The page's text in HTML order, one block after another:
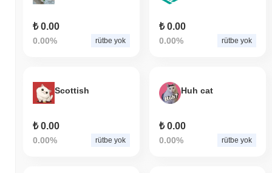
₺ 0.00
0.00% rütbe yok
₺ 0.00
0.00% rütbe yok
Scottish
₺ 0.00
0.00% rütbe yok
Huh cat
₺ 0.00
0.00% rütbe yok